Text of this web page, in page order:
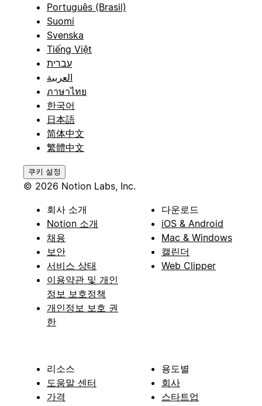
Português (Brasil)
Suomi
Svenska
Tiếng Việt
עברית
العربية
ภาษาไทย
한국어
日本語
简体中文
繁體中文
쿠키 설정
© 2026 Notion Labs, Inc.
회사 소개
Notion 소개
채용
보안
서비스 상태
이용약관 및 개인
정보 보호정책
개인정보 보호 권
한
다운로드
iOS & Android
Mac & Windows
캘린더
Web Clipper
리소스
도움말 센터
가격
용도별
회사
스타트업